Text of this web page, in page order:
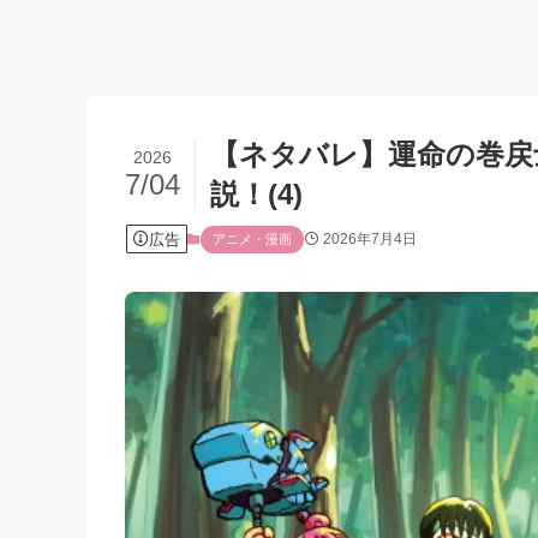
【ネタバレ】運命の巻
説！(4)
2026
7/04
広告 アニメ・漫画 2026年7月4日